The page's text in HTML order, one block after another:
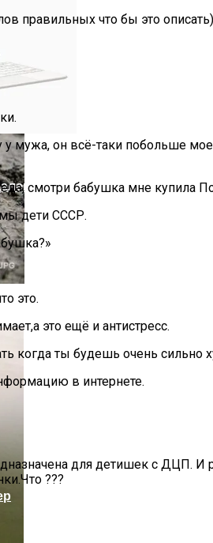
Запрещённых
правильных что бы это
он всё-таки побольше
смотри бабушка мне купила
мы дети СССР.
это.
это ещё и антистресс.
когда ты будешь очень сильно
в интернете.
для детишек с ДЦП.
???